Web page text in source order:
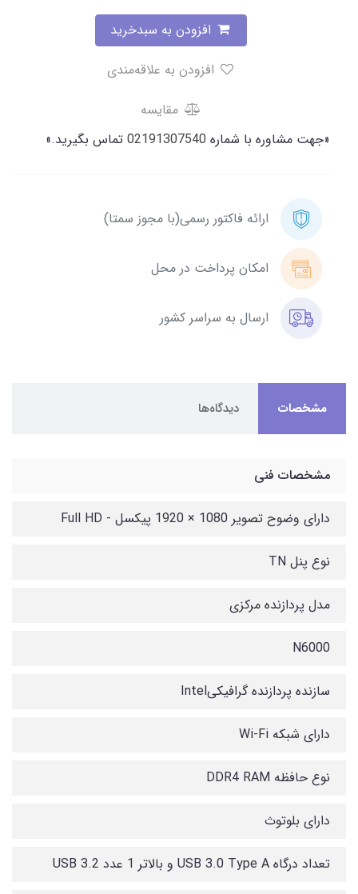
مقایسه
«جهت مشاوره با شماره 02191307540 تماس بگیرید.»
ارائه فاکتور رسمی(با مجوز سمتا)
امکان پرداخت در محل
ارسال به سراسر کشور
مشخصات دیدگاه‌ها
مشخصات فنی
دارای وضوح تصویر 1080 × 1920 پیکسل - Full HD
نوع پنل TN
مدل پردازنده مرکزی
N6000
سازنده پردازنده گرافیکیIntel
دارای شبکه Wi-Fi
نوع حافظه DDR4 RAM
دارای بلوتوث
تعداد درگاه USB 3.0 Type A و بالاتر 1 عدد USB 3.2